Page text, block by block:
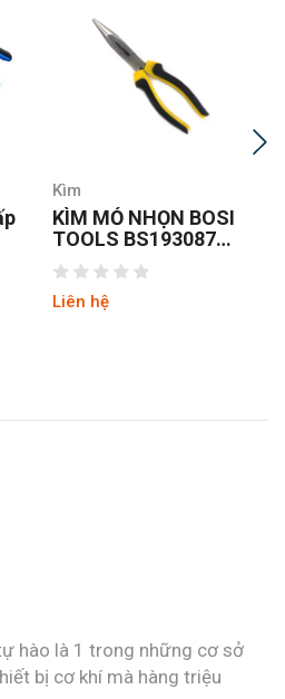
Kìm
KÌM MỎ NHỌN BOSI
TOOLS BS193087
8INCH/200MM
Liên hệ
hào là 1 trong những cơ sở
bị cơ khí mà hàng triệu